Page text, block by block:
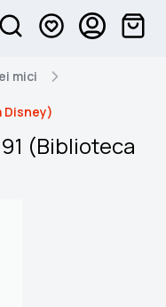
mici
Disney)
(Biblioteca